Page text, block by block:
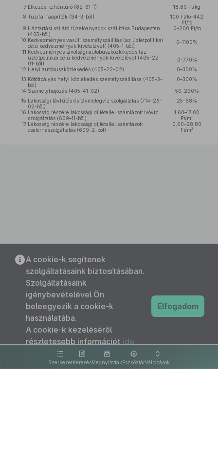
7. Étkezési tehéntúró (82–61–1)
18,80 Ft/kg
8. Tüzifa, faapríték (94–3-ból)
100 Ft/to–442
Ft/to
9. Háztartási szilárd tüzelőanyagok szállítása Budapesten
(405-ből)
0–200 Ft/to
10. Kedvezményes vasúti személyszállítás (az üzletpolitikai
célú kedvezmények kivételével( (405–1-ből)
0–1100%
11. Kedvezményes távolsági autóbuszközlekedés (az
üzletpolitikai célú kedvezmények kivételével (405–22–
01-ből)
0–770%
12. Helyi autóbuszközlekedés (405–22–02)
0–300%
13. Kötöttpályás helyi közlekedés személyszállítása (405–3-
ból)
0–300%
14. Személyhajózás (405–41–02)
50–290%
15. Lakossági távfűtés és távmelegvíz szolgáltatás (714–26–
02-ből)
25–68%
16. Lakosság részére lakossági díjtétellel számlázott ivóvíz
szolgáltatás (609–11-ből)
1,60–17,00
Ft/m 3
17. Lakosság részére lakossági díjtétellel számlázott
csatornaszolgáltatás (609–2-ből)
0,60–28,80
Ft/m 3
SzerkezetKeresésMegnyitottakEszköztárVáltozások
A cookie-k segítenek
szolgáltatásaink biztosításában.
Szolgáltatásaink
igénybevételével Ön
beleegyezik a cookie-k
használatába.
A cookie-k kezeléséről
részletesebb információt ide
kattintva olvashat.
Elfogadom